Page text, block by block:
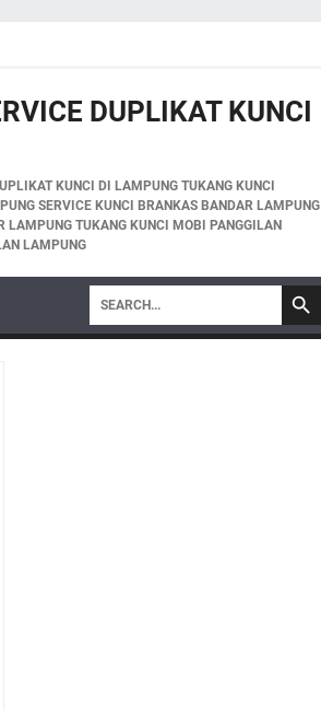
DUPLIKAT KUNCI
KUNCI DI LAMPUNG TUKANG KUNCI
SERVICE KUNCI BRANKAS BANDAR LAMPUNG
TUKANG KUNCI MOBI PANGGILAN
LAMPUNG